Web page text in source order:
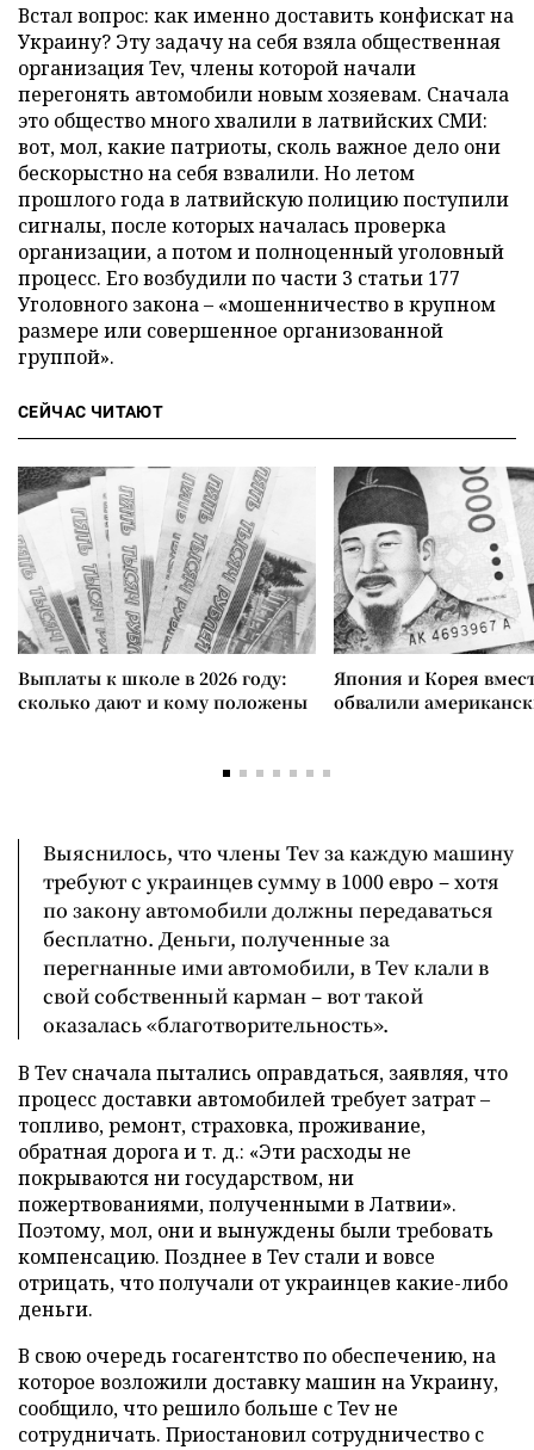
Встал вопрос: как именно доставить конфискат на
Украину? Эту задачу на себя взяла общественная
организация Tev, члены которой начали
перегонять автомобили новым хозяевам. Сначала
это общество много хвалили в латвийских СМИ:
вот, мол, какие патриоты, сколь важное дело они
бескорыстно на себя взвалили. Но летом
прошлого года в латвийскую полицию поступили
сигналы, после которых началась проверка
организации, а потом и полноценный уголовный
процесс. Его возбудили по части 3 статьи 177
Уголовного закона – «мошенничество в крупном
размере или совершенное организованной
группой».
СЕЙЧАС ЧИТАЮТ
Выплаты к школе в 2026 году:
сколько дают и кому положены
Япония и Корея
обвалили
Выяснилось, что члены Tev за каждую машину
требуют с украинцев сумму в 1000 евро – хотя
по закону автомобили должны передаваться
бесплатно. Деньги, полученные за
перегнанные ими автомобили, в Tev клали в
свой собственный карман – вот такой
оказалась «благотворительность».
В Tev сначала пытались оправдаться, заявляя, что
процесс доставки автомобилей требует затрат –
топливо, ремонт, страховка, проживание,
обратная дорога и т. д.: «Эти расходы не
покрываются ни государством, ни
пожертвованиями, полученными в Латвии».
Поэтому, мол, они и вынуждены были требовать
компенсацию. Позднее в Tev стали и вовсе
отрицать, что получали от украинцев какие-либо
деньги.
В свою очередь госагентство по обеспечению, на
которое возложили доставку машин на Украину,
сообщило, что решило больше с Tev не
сотрудничать. Приостановил сотрудничество с